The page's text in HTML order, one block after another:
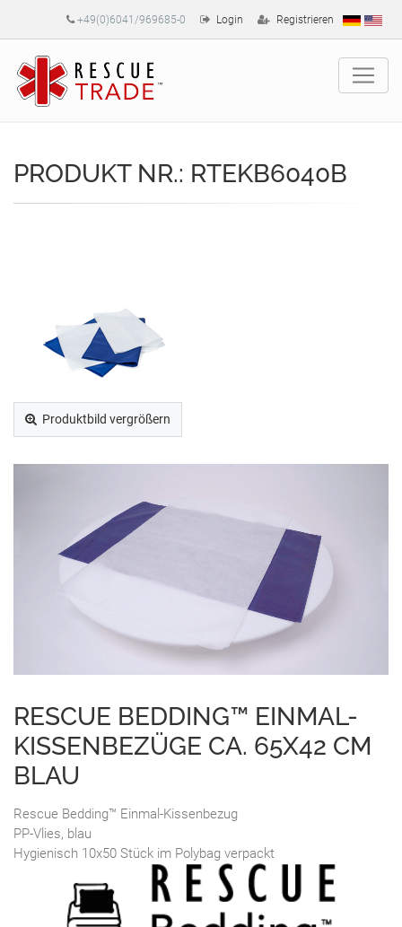
+49(0)6041/969685-0 Login Registrieren
PRODUKT NR.: RTEKB6040B
Produktbild vergrößern
RESCUE BEDDING™ EINMAL-
KISSENBEZÜGE CA. 65X42 CM
BLAU
Rescue Bedding™ Einmal-Kissenbezug
PP-Vlies, blau
Hygienisch 10x50 Stück im Polybag verpackt